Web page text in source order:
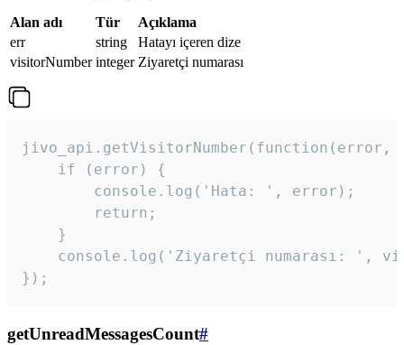
Alan adı Tür
Açıklama
err
string
Hatayı içeren dize
visitorNumber integer Ziyaretçi numarası
jivo_api.getVisitorNumber(function(error,
    if (error) {
        console.log('Hata: ', error);
        return;
    }
console.log('Ziyaretçi numarası: ',
});
getUnreadMessagesCount#